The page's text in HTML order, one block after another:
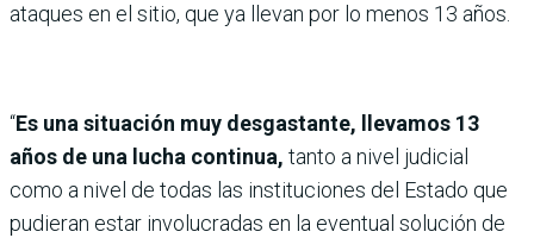
ataques en el sitio, que ya llevan por lo menos 13 años.
“Es una situación muy desgastante, llevamos 13
años de una lucha continua, tanto a nivel judicial
como a nivel de todas las instituciones del Estado que
pudieran estar involucradas en la eventual solución de